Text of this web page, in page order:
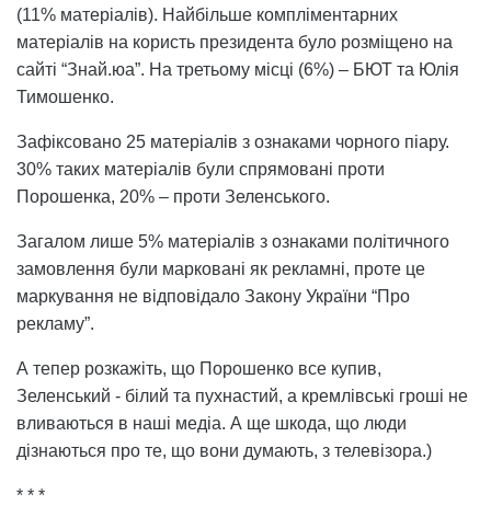
(11% матеріалів). Найбільше компліментарних
матеріалів на користь президента було розміщено на
сайті “Знай.юа”. На третьому місці (6%) – БЮТ та Юлія
Тимошенко.
Зафіксовано 25 матеріалів з ознаками чорного піару.
30% таких матеріалів були спрямовані проти
Порошенка, 20% – проти Зеленського.
Загалом лише 5% матеріалів з ознаками політичного
замовлення були марковані як рекламні, проте це
маркування не відповідало Закону України “Про
рекламу”.
А тепер розкажіть, що Порошенко все купив,
Зеленський - білий та пухнастий, а кремлівські гроші не
вливаються в наші медіа. А ще шкода, що люди
дізнаються про те, що вони думають, з телевізора.)
* * *